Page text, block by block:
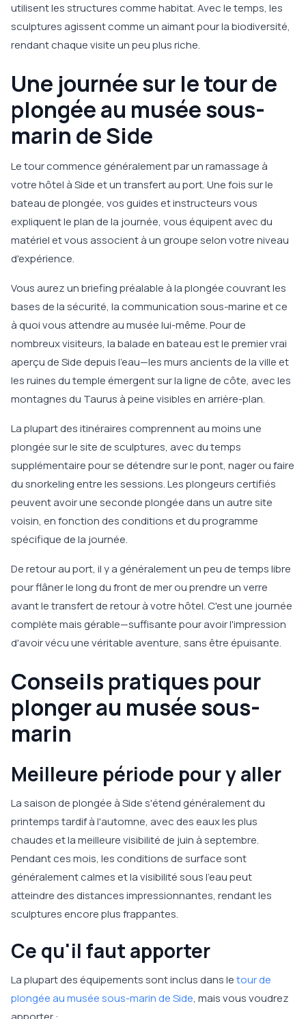
utilisent les structures comme habitat. Avec le temps, les
sculptures agissent comme un aimant pour la biodiversité,
rendant chaque visite un peu plus riche.
Une journée sur le tour de
plongée au musée sous-
marin de Side
Le tour commence généralement par un ramassage à
votre hôtel à Side et un transfert au port. Une fois sur le
bateau de plongée, vos guides et instructeurs vous
expliquent le plan de la journée, vous équipent avec du
matériel et vous associent à un groupe selon votre niveau
d'expérience.
Vous aurez un briefing préalable à la plongée couvrant les
bases de la sécurité, la communication sous-marine et ce
à quoi vous attendre au musée lui-même. Pour de
nombreux visiteurs, la balade en bateau est le premier vrai
aperçu de Side depuis l'eau—les murs ancients de la ville et
les ruines du temple émergent sur la ligne de côte, avec les
montagnes du Taurus à peine visibles en arrière-plan.
La plupart des itinéraires comprennent au moins une
plongée sur le site de sculptures, avec du temps
supplémentaire pour se détendre sur le pont, nager ou faire
du snorkeling entre les sessions. Les plongeurs certifiés
peuvent avoir une seconde plongée dans un autre site
voisin, en fonction des conditions et du programme
spécifique de la journée.
De retour au port, il y a généralement un peu de temps libre
pour flâner le long du front de mer ou prendre un verre
avant le transfert de retour à votre hôtel. C'est une journée
complète mais gérable—suffisante pour avoir l'impression
d'avoir vécu une véritable aventure, sans être épuisante.
Conseils pratiques pour
plonger au musée sous-
marin
Meilleure période pour y aller
La saison de plongée à Side s'étend généralement du
printemps tardif à l'automne, avec des eaux les plus
chaudes et la meilleure visibilité de juin à septembre.
Pendant ces mois, les conditions de surface sont
généralement calmes et la visibilité sous l'eau peut
atteindre des distances impressionnantes, rendant les
sculptures encore plus frappantes.
Ce qu'il faut apporter
La plupart des équipements sont inclus dans letour de
plongée au musée sous-marin de Side, mais vous voudrez